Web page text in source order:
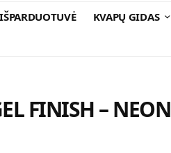
IŠPARDUOTUVĖ
KVAPŲ GIDAS
FINISH – NEON